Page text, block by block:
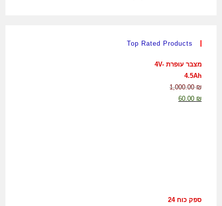
Top Rated Products
מצבר עופרת 4V-
4.5Ah
1,000.00₪
60.00 ₪
ספק כוח 24